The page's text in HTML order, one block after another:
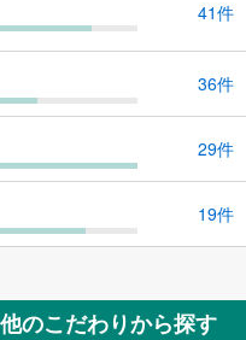
41件
36件
29件
19件
のこだわりから探す